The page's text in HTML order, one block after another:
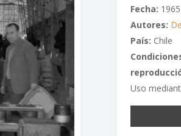
Fecha: 1965
Autores:
País: Chile
Uso